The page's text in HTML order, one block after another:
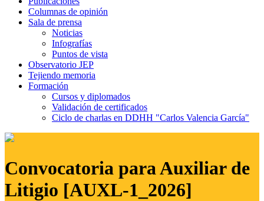
Columnas de opinión
Sala de prensa
Noticias
Infografías
Puntos de vista
Observatorio JEP
Tejiendo memoria
Formación
Cursos y diplomados
Validación de certificados
Ciclo de charlas en DDHH "Carlos Valencia García"
Convocatoria para Auxiliar de
Litigio [AUXL-1_2026]